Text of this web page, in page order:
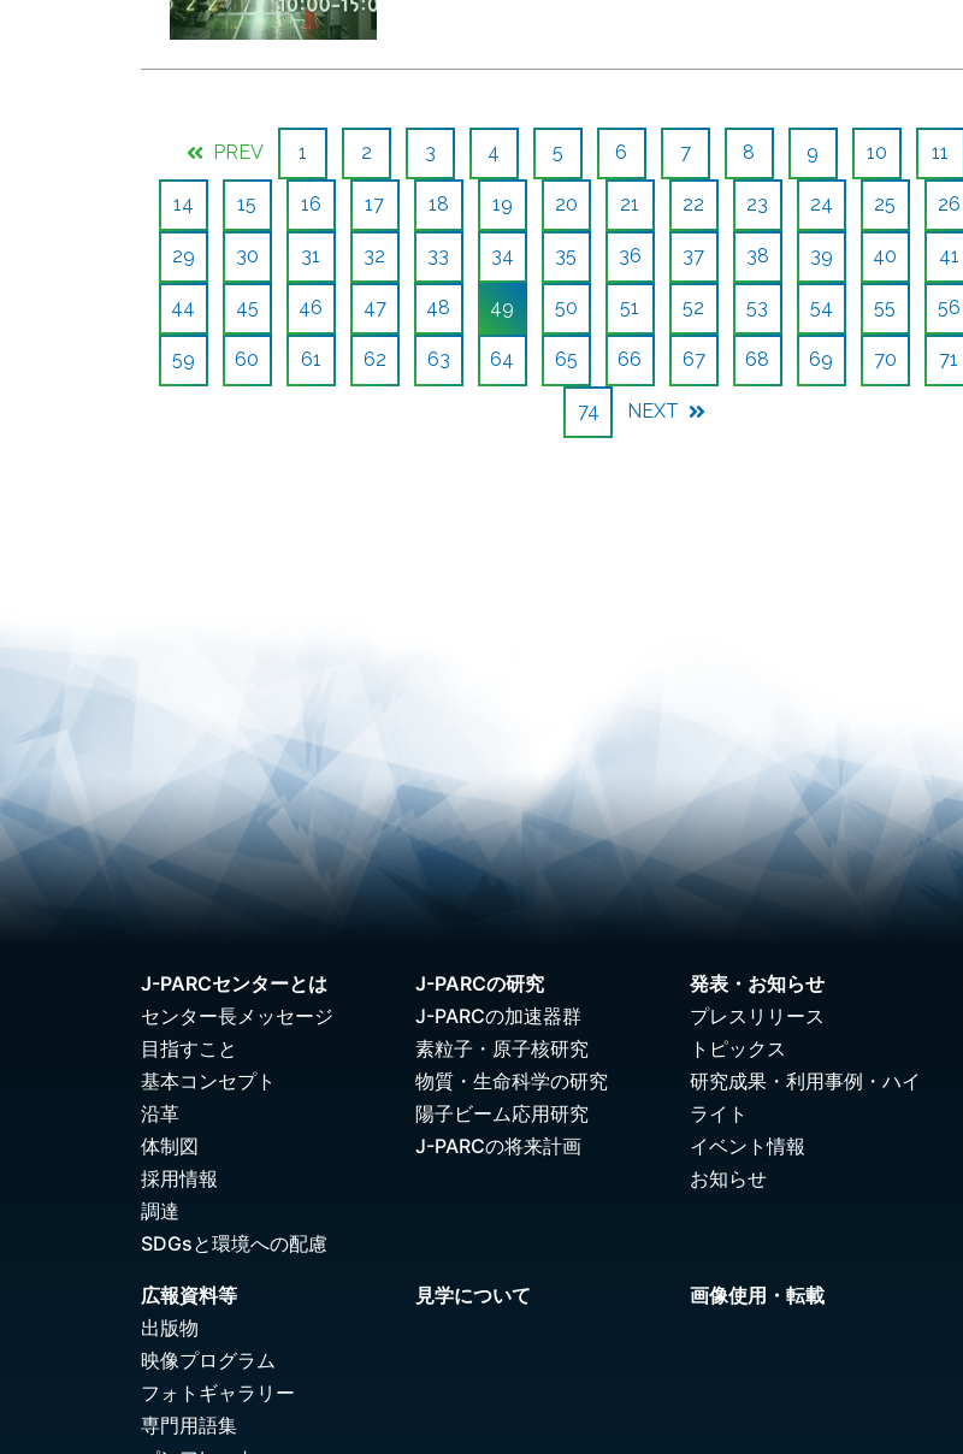
PREV 1 2 3 4 5 6 7 8 9 10 11
14 15 16 17 18 19 20 21 22 23 24 25 26
29 30 31 32 33 34 35 36 37 38 39 40 41
44 45 46 47 48 49 50 51 52 53 54 55 56
59 60 61 62 63 64 65 66 67 68 69 70 71
74 NEXT
J-PARCセンターとは
センター長メッセージ
目指すこと
基本コンセプト
沿革
体制図
採用情報
調達
SDGsと環境への配慮
J-PARCの研究
J-PARCの加速器群
素粒子・原子核研究
物質・生命科学の研究
陽子ビーム応用研究
J-PARCの将来計画
発表・お知らせ
プレスリリース
トピックス
研究成果・利用事例・ハイ
ライト
イベント情報
お知らせ
広報資料等
出版物
映像プログラム
フォトギャラリー
専門用語集
見学について 画像使用・転載